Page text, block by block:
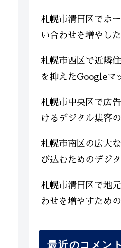
札幌市清田区でホ
い合わせを増やし
札幌市西区で近隣
を抑えたGoogleマ
札幌市中央区で広
けるデジタル集客
札幌市南区の広大
び込むためのデジ
札幌市清田区で地
わせを増やすため
最近のコメント